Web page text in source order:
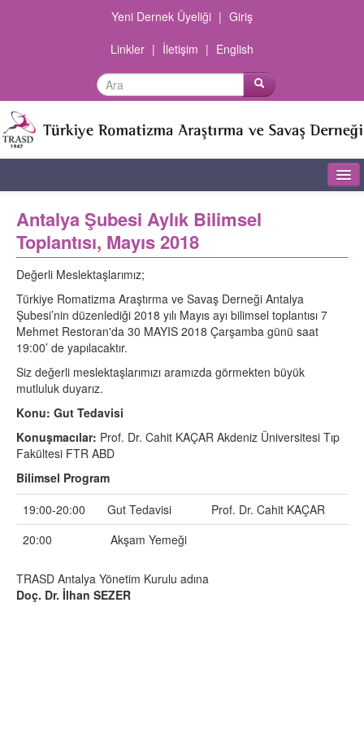
Yeni Dernek Üyeliği | Giriş
Linkler | İletişim | English
Dernek Hakkında
Olgu Sunumları
Dokümanlar
Antalya Şubesi Aylık Bilimsel
Toplantısı, Mayıs 2018
Değerli Meslektaşlarımız;
Türkiye Romatizma Araştırma ve Savaş Derneği Antalya
Şubesi’nin düzenlediği 2018 yılı Mayıs ayı bilimsel toplantısı 7
Mehmet Restoran'da 30 MAYIS 2018 Çarşamba günü saat
19:00’ de yapılacaktır.
Siz değerli meslektaşlarımızı aramızda görmekten büyük
mutluluk duyarız.
Konu: Gut Tedavisi
Konuşmacılar: Prof. Dr. Cahit KAÇAR Akdeniz Üniversitesi Tıp
Fakültesi FTR ABD
Bilimsel Program
19:00-20:00
Gut Tedavisi
Prof. Dr. Cahit KAÇAR
20:00
Akşam Yemeği
TRASD Antalya Yönetim Kurulu adına
Doç. Dr. İlhan SEZER